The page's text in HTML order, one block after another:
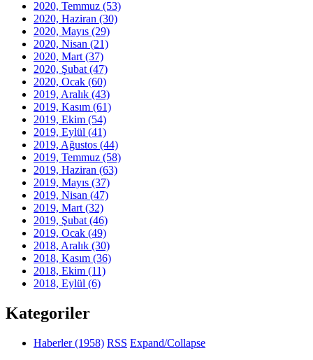
2020, Temmuz (53)
2020, Haziran (30)
2020, Mayıs (29)
2020, Nisan (21)
2020, Mart (37)
2020, Şubat (47)
2020, Ocak (60)
2019, Aralık (43)
2019, Kasım (61)
2019, Ekim (54)
2019, Eylül (41)
2019, Ağustos (44)
2019, Temmuz (58)
2019, Haziran (63)
2019, Mayıs (37)
2019, Nisan (47)
2019, Mart (32)
2019, Şubat (46)
2019, Ocak (49)
2018, Aralık (30)
2018, Kasım (36)
2018, Ekim (11)
2018, Eylül (6)
Kategoriler
Haberler(1958) RSS Expand/Collapse